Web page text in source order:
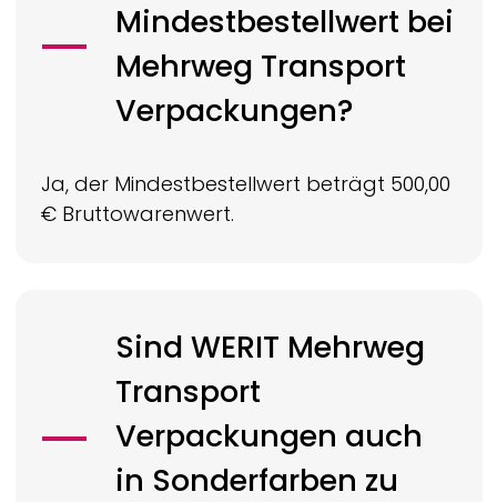
Mindestbestellwert bei
Mehrweg Transport
Verpackungen?
Ja, der Mindestbestellwert beträgt 500,00
€ Bruttowarenwert.
Sind WERIT Mehrweg
Transport
Verpackungen auch
in Sonderfarben zu